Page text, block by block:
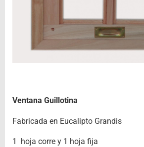
Ventana Guillotina
Fabricada en Eucalipto Grandis
1 hoja corre y 1 hoja fija